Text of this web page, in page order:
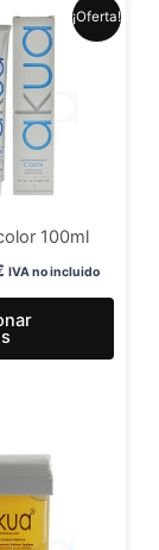
¡Oferta!
100ml
precio
actual
es:
6,41 €.
IVA no incluido
Este
en